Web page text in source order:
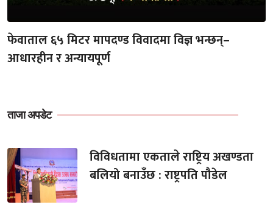
फेवाताल ६५ मिटर मापदण्ड विवादमा विज्ञ भन्छन्–
आधारहीन र अन्यायपूर्ण
ताजा अपडेट
विविधतामा एकताले राष्ट्रिय अखण्डता
बलियो बनाउँछ : राष्ट्रपति पौडेल